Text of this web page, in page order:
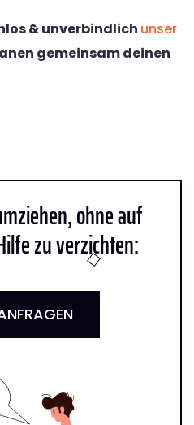
& unverbindlich unser
gemeinsam deinen
ohne auf
zu verzichten: